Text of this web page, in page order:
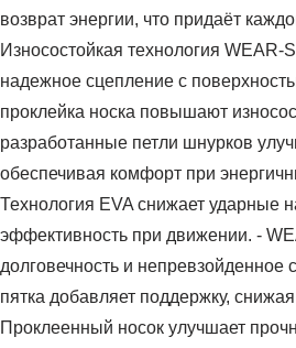
возврат энергии, что придаёт
Износостойкая технология WEAR-
надежное сцепление с
проклейка носка повышают
разработанные петли шнурков
обеспечивая комфорт при
Технология EVA снижает ударные
эффективность при движении. -
долговечность и непревзойденное
пятка добавляет поддержку, снижая
Проклеенный носок улучшает